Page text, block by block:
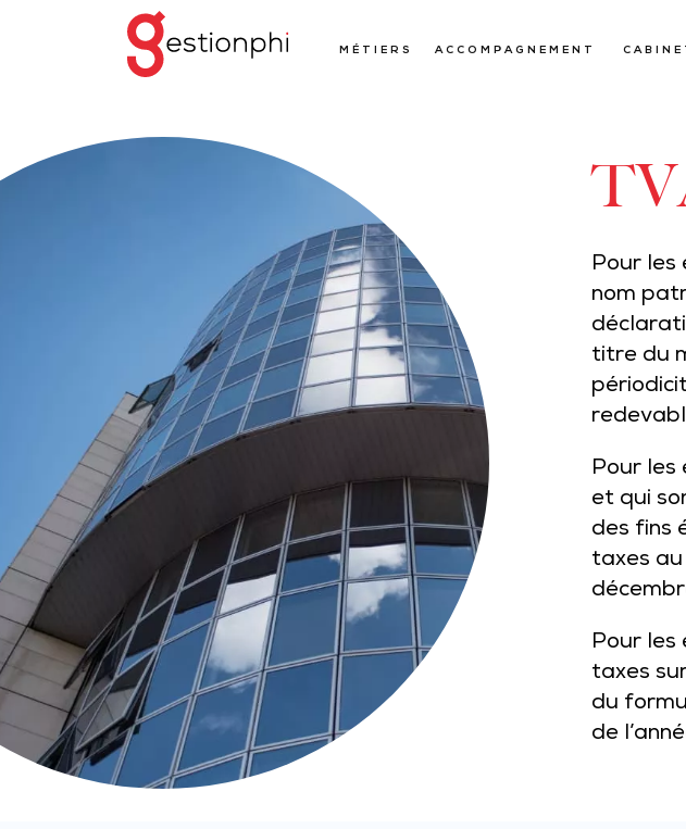
MÉTIERS ACCOMPAGNEMENT
Pour les
nom
titre du
Pour
et qui
des fins
taxes
Pour les
taxes
du
de